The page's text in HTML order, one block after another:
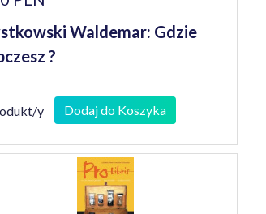
Waldemar: Gdzie
?
y Dodaj do Koszyka